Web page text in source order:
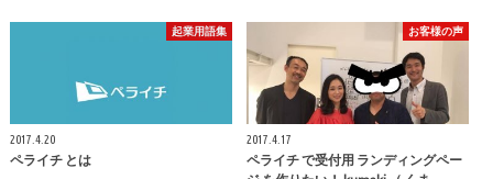
起業用語集
2017.4.20
ペライチ とは
お客様の声
2017.4.17
ペライチ で受付用 ランディングペー